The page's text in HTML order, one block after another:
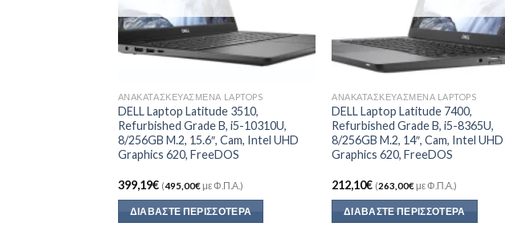
ΑΝΑΚΑΤΑΣΚΕΥΑΣΜΈΝΑ LAPTOPS
DELL Laptop Latitude 3510,
Refurbished Grade B, i5-10310U,
8/256GB M.2, 15.6″, Cam, Intel UHD
Graphics 620, FreeDOS
399,19€ (495,00€με Φ.Π.Α.)
ΔΙΑΒΆΣΤΕ ΠΕΡΙΣΣΌΤΕΡΑ
ΑΝΑΚΑΤΑΣΚΕΥΑΣΜΈΝΑ LAPTOPS
DELL Laptop Latitude 7400,
Refurbished Grade B, i5-8365U,
8/256GB M.2, 14″, Cam, Intel UHD
Graphics 620, FreeDOS
212,10€ (263,00€με Φ.Π.Α.)
ΔΙΑΒΆΣΤΕ ΠΕΡΙΣΣΌΤΕΡΑ